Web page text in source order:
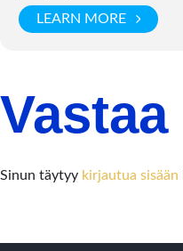
LEARN MORE
Vastaa
Sinun täytyy kirjautua sisään